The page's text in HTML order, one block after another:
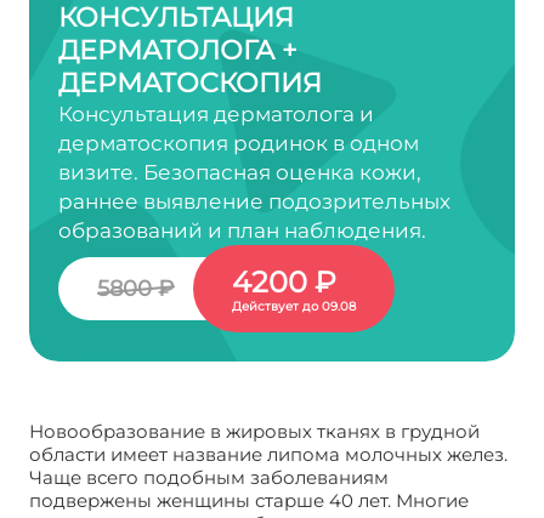
КОНСУЛЬТАЦИЯ
ДЕРМАТОЛОГА +
ДЕРМАТОСКОПИЯ
Консультация дерматолога и
дерматоскопия родинок в одном
визите. Безопасная оценка кожи,
раннее выявление подозрительных
образований и план наблюдения.
5800 ₽ 4200 ₽
Действует до 09.08
Новообразование в жировых тканях в грудной
области имеет название липома молочных желез.
Чаще всего подобным заболеваниям
подвержены женщины старше 40 лет. Многие